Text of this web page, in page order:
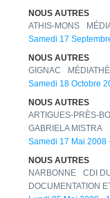
NOUS AUTRES
ATHIS-MONS
Samedi 17
NOUS AUTRES
GIGNAC
Samedi 18 Octobre
NOUS AUTRES
ARTIGUES-PRÈS-
GABRIELA MISTRA
Samedi 17 Mai 2008
NOUS AUTRES
NARBONNE
CDI
DOCUMENTATION